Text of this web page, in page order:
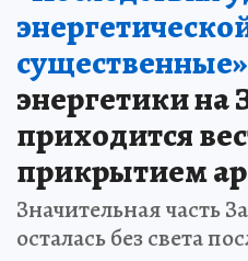
энергетики на
приходится
прикрытием
Значительная часть
осталась без света